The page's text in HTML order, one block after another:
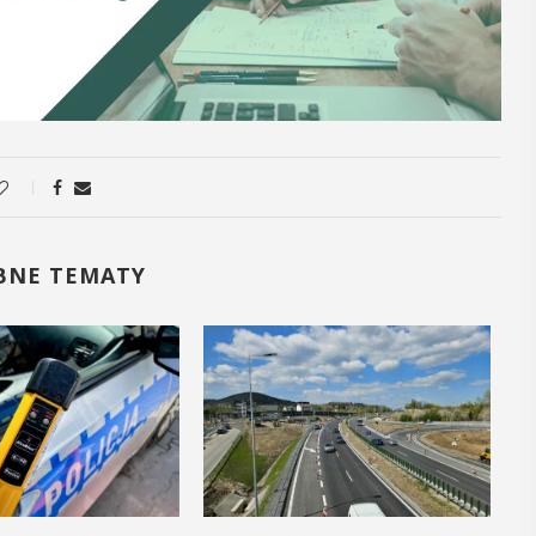
TEMATY
06
CZERWIEC
18:00 - 20:00
scenie Domu
Ruszyły rezerwacje na spektakl
"Pollyanna" w wykonaniu Myślenickiej
Grupy Teatralnej "Nielegalni". Darmowe
wejściówki można rezerwować
tutaj. Spektakle na scenie Domu
Katolickiego przy ul. 3 maja 1a w ...
10
11:00 -
Jan